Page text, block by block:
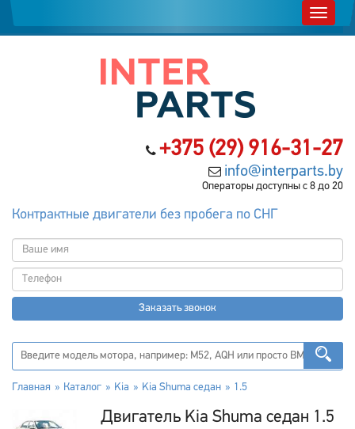
+375 (29) 916-31-27
info@interparts.by
Операторы доступны с 8 до 20
Контрактные двигатели без пробега по СНГ
Заказать звонок
Главная Каталог Kia Kia Shuma седан 1.5
Двигатель Kia Shuma седан 1.5